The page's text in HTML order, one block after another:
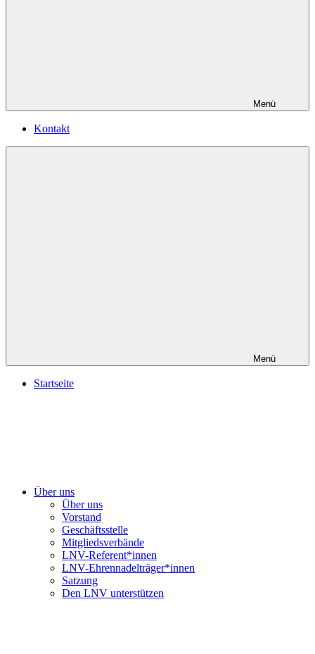
Menü
Kontakt
Menü
Startseite
Über uns
Über uns
Vorstand
Geschäftsstelle
Mitgliedsverbände
LNV-Referent*innen
LNV-Ehrennadelträger*innen
Satzung
Den LNV unterstützen